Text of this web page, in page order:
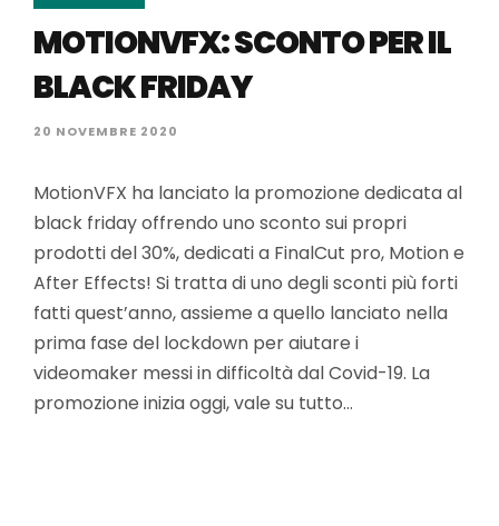
MOTIONVFX: SCONTO PER IL
BLACK FRIDAY
20 NOVEMBRE 2020
MotionVFX ha lanciato la promozione dedicata al
black friday offrendo uno sconto sui propri
prodotti del 30%, dedicati a FinalCut pro, Motion e
After Effects! Si tratta di uno degli sconti più forti
fatti quest’anno, assieme a quello lanciato nella
prima fase del lockdown per aiutare i
videomaker messi in difficoltà dal Covid-19. La
promozione inizia oggi, vale su tutto…